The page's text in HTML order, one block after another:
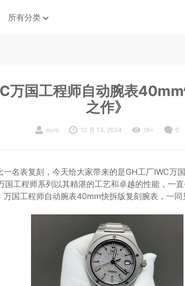
所有分类
万国工程师自动腕表
之作》
euro 10 月 13, 2024 1K+ 0
名表复刻，今天给大家带来的是GH工厂IWC万
国工程师系列以其精湛的工艺和卓越的性能，一
万国工程师自动腕表40mm快拆版复刻腕表，一